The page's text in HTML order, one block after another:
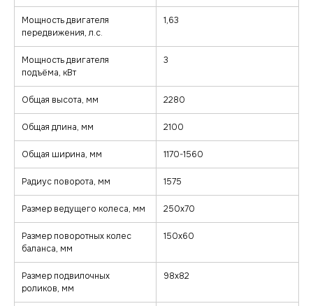
Мощность двигателя
передвижения, л.с.
1,63
Мощность двигателя
подъёма, кВт
3
Общая высота, мм 2280
Общая длина, мм 2100
Общая ширина, мм 1170-1560
Радиус поворота, мм 1575
Размер ведущего колеса, мм 250х70
Размер поворотных колес
баланса, мм
150х60
Размер подвилочных
роликов, мм
98х82
Покупателям
О компании
Гарантия и сервис
Лизинг
Доставка и оплата
Контакты
Каталог
Штабелеры
Подъемные столы
zakaz@minkar.su
+7 (495) 157-70-97